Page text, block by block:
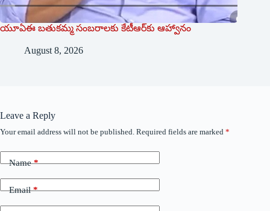
యూఏఈ బతుకమ్మ సంబరాలకు కేటీఆర్‌కు ఆహ్వానం
August 8, 2026
Leave a Reply
Your email address will not be published. Required fields are marked *
Name*
Email*